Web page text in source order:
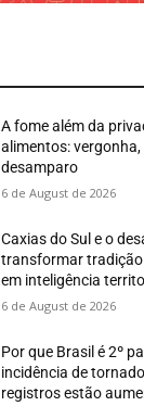
A fome além da
alimentos: vergonha,
desamparo
6 de August de 2026
Caxias do Sul e o
transformar tradição
em inteligência
6 de August de 2026
Por que Brasil é 2º
incidência de
registros estão